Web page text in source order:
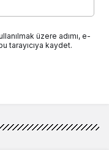
üzere adımı, e-
tarayıcıya kaydet.